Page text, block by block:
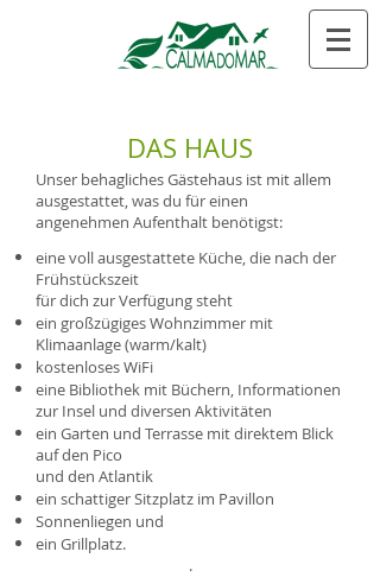
DAS HAUS
Unser behagliches Gästehaus ist mit allem
ausgestattet, was du für einen
angenehmen Aufenthalt benötigst:
eine voll ausgestattete Küche, die nach der
Frühstückszeit
für dich zur Verfügung steht
ein großzügiges Wohnzimmer mit
Klimaanlage (warm/kalt)
kostenloses WiFi
eine Bibliothek mit Büchern, Informationen
zur Insel und diversen Aktivitäten
ein Garten und Terrasse mit direktem Blick
auf den Pico
und den Atlantik
ein schattiger Sitzplatz im Pavillon
Sonnenliegen und
ein Grillplatz.
.